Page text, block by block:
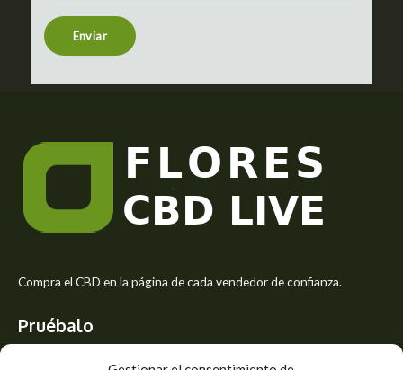
t
r
s
e
Enviar
Compra el CBD en la página de cada vendedor de confianza.
Pruébalo
Siente el mejor aroma de las flores CBD y usa los beneficios del